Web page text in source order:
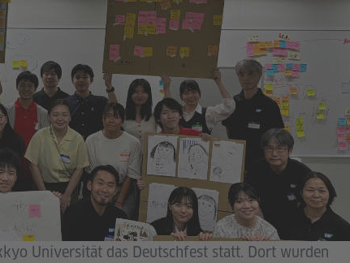
Universität das Deutschfest statt. Dort wurden